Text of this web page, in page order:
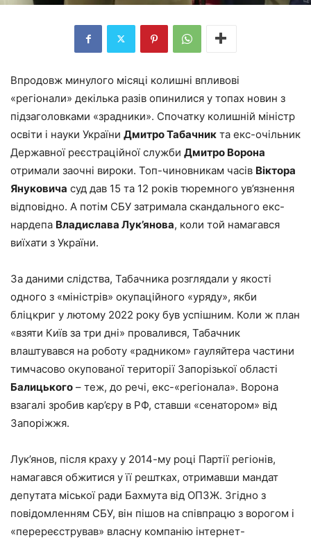
Впродовж минулого місяці колишні впливові
«регіонали» декілька разів опинилися у топах новин з
підзаголовками «зрадники». Спочатку колишній міністр
освіти і науки України Дмитро Табачник та екс-очільник
Державної реєстраційної служби Дмитро Ворона
отримали заочні вироки. Топ-чиновникам часів Віктора
Януковича суд дав 15 та 12 років тюремного ув’язнення
відповідно. А потім СБУ затримала скандального екс-
нардепа Владислава Лук’янова, коли той намагався
виїхати з України.
За даними слідства, Табачника розглядали у якості
одного з «міністрів» окупаційного «уряду», якби
бліцкриг у лютому 2022 року був успішним. Коли ж план
«взяти Київ за три дні» провалився, Табачник
влаштувався на роботу «радником» гауляйтера частини
тимчасово окупованої території Запорізької області
Балицького – теж, до речі, екс-«регіонала». Ворона
взагалі зробив кар’єру в РФ, ставши «сенатором» від
Запоріжжя.
Лук’янов, після краху у 2014-му році Партії регіонів,
намагався обжитися у її рештках, отримавши мандат
депутата міської ради Бахмута від ОПЗЖ. Згідно з
повідомленням СБУ, він пішов на співпрацю з ворогом і
«перереєстрував» власну компанію інтернет-